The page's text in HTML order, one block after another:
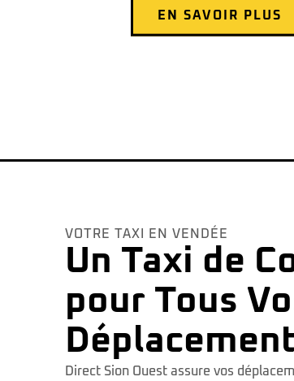
EN SAVOIR PLUS
VOTRE TAXI EN VENDÉE
Un Taxi de
pour Tous
Direct Sion Ouest assure vos